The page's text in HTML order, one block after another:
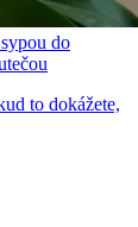
do
to dokážete,